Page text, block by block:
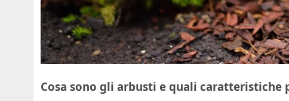
Cosa sono gli arbusti e quali caratteristiche